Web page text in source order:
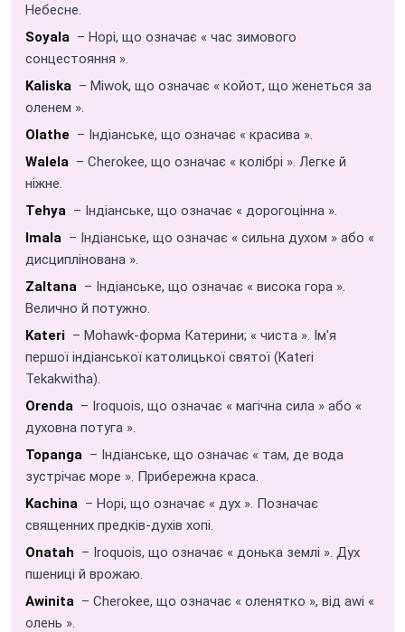
Небесне.
Soyala – Hopi, що означає « час зимового
сонцестояння ».
Kaliska – Miwok, що означає « койот, що женеться за
оленем ».
Olathe – Індіанське, що означає « красива ».
Walela – Cherokee, що означає « колібрі ». Легке й
ніжне.
Tehya – Індіанське, що означає « дорогоцінна ».
Imala – Індіанське, що означає « сильна духом » або «
дисциплінована ».
Zaltana – Індіанське, що означає « висока гора ».
Велично й потужно.
Kateri – Mohawk-форма Катерини; « чиста ». Ім'я
першої індіанської католицької святої (Kateri
Tekakwitha).
Orenda – Iroquois, що означає « магічна сила » або «
духовна потуга ».
Topanga – Індіанське, що означає « там, де вода
зустрічає море ». Прибережна краса.
Kachina – Hopi, що означає « дух ». Позначає
священних предків-духів хопі.
Onatah – Iroquois, що означає « донька землі ». Дух
пшениці й врожаю.
Awinita – Cherokee, що означає « оленятко », від awi «
олень ».